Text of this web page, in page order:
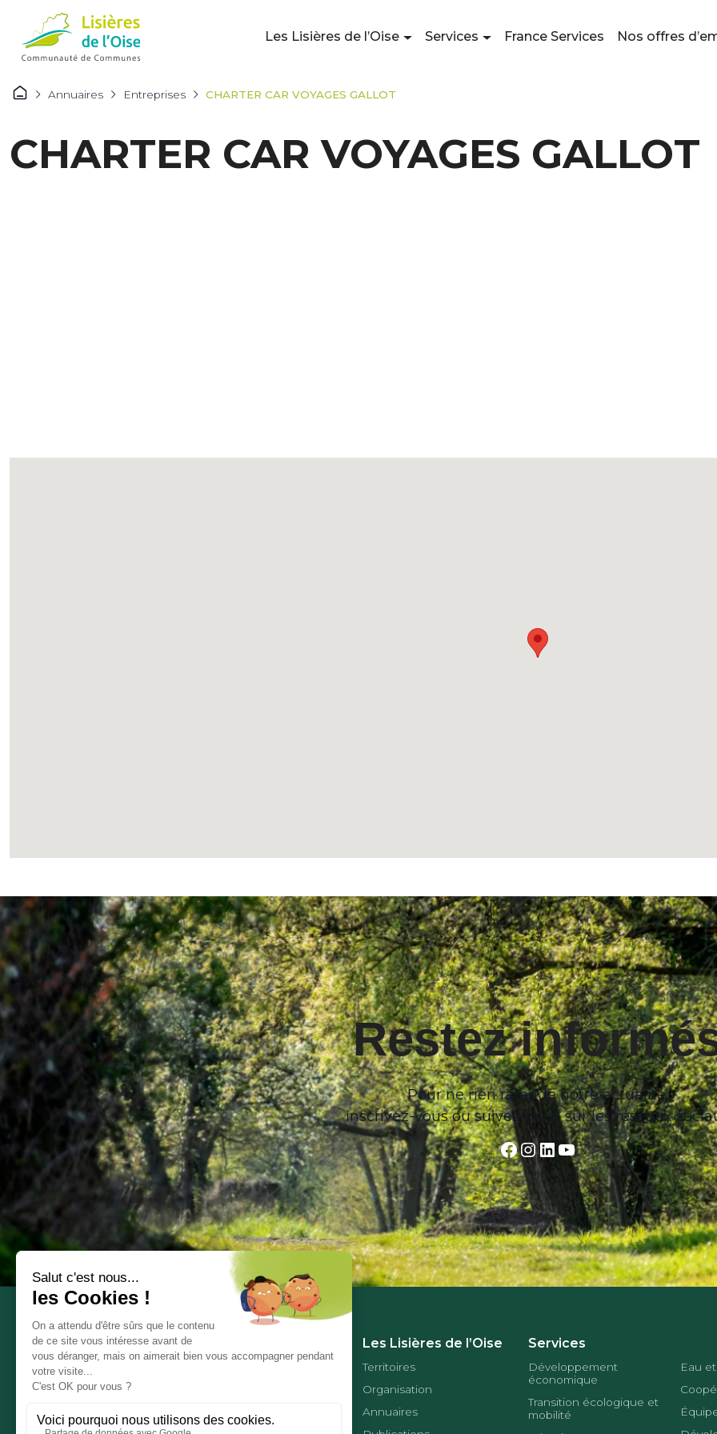
Les Lisières de l’Oise Services France Services Nos offres
Annuaires Entreprises CHARTER CAR VOYAGES GALLOT
CHARTER CAR VOYAGES GALLOT
Restez
Pour ne rien rater de notre actualité,
inscrivez-vous ou suivez-nous sur les réseaux
Facebook
Instagram
LinkedIn
YouTube
Les Lisières de l’Oise
Territoires
Organisation
Annuaires
Services
Développement
économique
Transition écologique et
mobilité
Eau